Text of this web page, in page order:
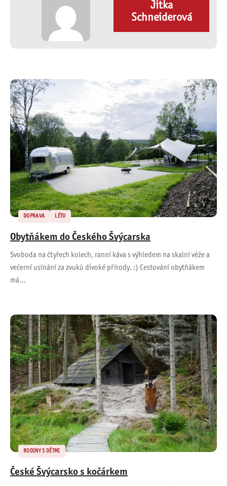
Jitka
Schneiderová
DOPRAVA LÉTO
Obytňákem do Českého Švýcarska
Svoboda na čtyřech kolech, ranní káva s výhledem na skalní věže a
večerní usínání za zvuků divoké přírody. :) Cestování obytňákem
má…
RODINY S DĚTMI
České Švýcarsko s kočárkem